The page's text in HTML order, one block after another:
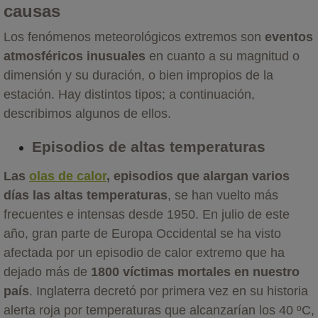
causas
Los fenómenos meteorológicos extremos son eventos
atmosféricos inusuales en cuanto a su magnitud o
dimensión y su duración, o bien impropios de la
estación. Hay distintos tipos; a continuación,
describimos algunos de ellos.
Episodios de altas temperaturas
Las olas de calor, episodios que alargan varios
días las altas temperaturas, se han vuelto más
frecuentes e intensas desde 1950. En julio de este
año, gran parte de Europa Occidental se ha visto
afectada por un episodio de calor extremo que ha
dejado más de 1800 víctimas mortales en nuestro
país. Inglaterra decretó por primera vez en su historia
alerta roja por temperaturas que alcanzarían los 40 ºC,